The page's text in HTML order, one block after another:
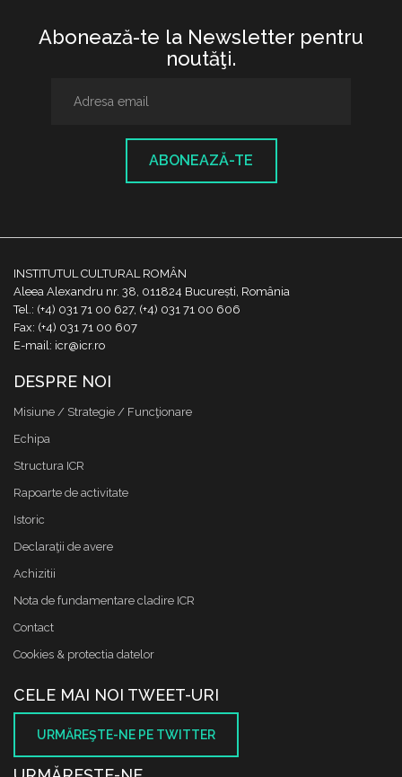
Abonează-te la Newsletter pentru
noutăţi.
ABONEAZĂ-TE
INSTITUTUL CULTURAL ROMÂN
Aleea Alexandru nr. 38, 011824 București, România
Tel.: (+4) 031 71 00 627, (+4) 031 71 00 606
Fax: (+4) 031 71 00 607
E-mail: icr@icr.ro
DESPRE NOI
Misiune / Strategie / Funcţionare
Echipa
Structura ICR
Rapoarte de activitate
Istoric
Declaraţii de avere
Achizitii
Nota de fundamentare cladire ICR
Contact
Cookies & protectia datelor
CELE MAI NOI TWEET-URI
URMĂREŞTE-NE PE TWITTER